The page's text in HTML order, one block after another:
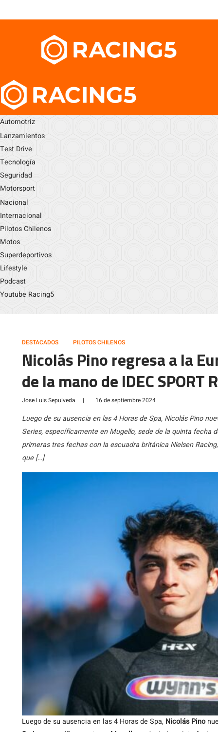
Automotriz
Lanzamientos
Test Drive
Tecnología
Seguridad
Motorsport
Nacional
Internacional
Pilotos Chilenos
Motos
Superdeportivos
Lifestyle
Podcast
Youtube Racing5
DESTACADOS PILOTOS CHILENOS
Nicolás Pino regresa a la
de la mano de IDEC SPORT
Jose Luis Sepulveda | 16 de septiembre 2024
Luego de su ausencia en las 4 Horas de Spa, Nicolás Pino
Series, específicamente en Mugello, sede de la quinta fecha
primeras tres fechas con la escuadra británica Nielsen
que […]
Luego de su ausencia en las 4 Horas de Spa, Nicolás Pino